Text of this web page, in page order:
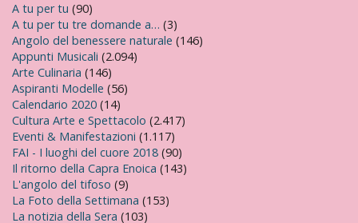
A tu per tu (90)
A tu per tu tre domande a… (3)
Angolo del benessere naturale (146)
Appunti Musicali (2.094)
Arte Culinaria (146)
Aspiranti Modelle (56)
Calendario 2020 (14)
Cultura Arte e Spettacolo (2.417)
Eventi & Manifestazioni (1.117)
FAI - I luoghi del cuore 2018 (90)
Il ritorno della Capra Enoica (143)
L'angolo del tifoso (9)
La Foto della Settimana (153)
La notizia della Sera (103)